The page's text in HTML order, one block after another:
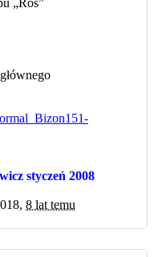
„Roś”
styczeń 2008
8 lat temu